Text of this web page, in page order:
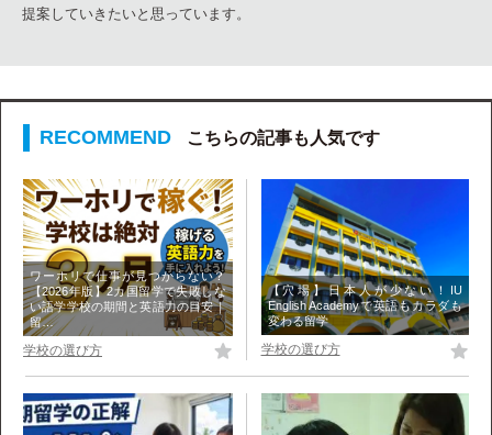
提案していきたいと思っています。
こちらの記事も人気です
ワーホリで仕事が見つからない？
【2026年版】2カ国留学で失敗しな
い語学学校の期間と英語力の目安｜
留…
学校の選び方
【穴場】日本人が少ない！IU
English Academyで英語もカラダも
変わる留学
学校の選び方